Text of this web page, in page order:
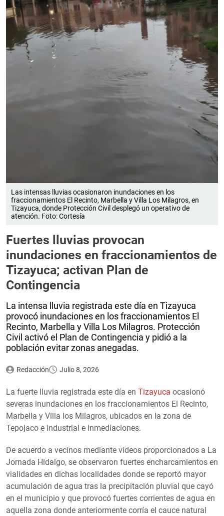
Las intensas lluvias ocasionaron inundaciones en los
fraccionamientos El Recinto, Marbella y Villa Los Milagros, en
Tizayuca, donde Protección Civil desplegó un operativo de
atención. Foto: Cortesía
Fuertes lluvias provocan
inundaciones en fraccionamientos de
Tizayuca; activan Plan de
Contingencia
La intensa lluvia registrada este día en Tizayuca
provocó inundaciones en los fraccionamientos El
Recinto, Marbella y Villa Los Milagros. Protección
Civil activó el Plan de Contingencia y pidió a la
población evitar zonas anegadas.
Redacción Julio 8, 2026
La fuerte lluvia registrada este día en Tizayuca ocasionó
severas inundaciones en los fraccionamientos El Recinto,
Marbella y Villa los Milagros, ubicados en la zona de
Tepojaco e industrial e inmediaciones.
De acuerdo a vecinos mediante vídeos proporcionados a La
Jornada Hidalgo, se observaron fuertes encharcamientos en
vialidades en dichas localidades donde se reportó mayor
acumulación de agua tras la precipitación pluvial que cayó
en el municipio y que provocó fuertes corrientes de agua en
aquella zona donde anteriormente corría el cauce natural